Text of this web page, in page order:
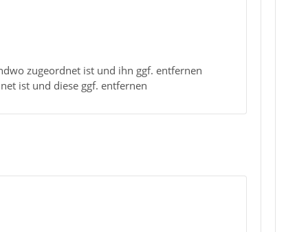
zugeordnet ist und ihn ggf. entfernen
ist und diese ggf. entfernen